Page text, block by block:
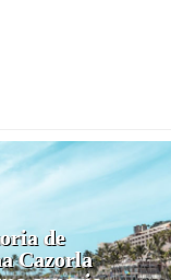
de
Cazorla